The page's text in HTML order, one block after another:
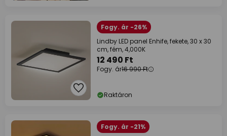
Fogy. ár -26%
Lindby LED panel Enhife, fekete, 30 x 30
cm, fém, 4,000K
12 490 Ft
Fogy. ár16 990 Ft
Raktáron
Fogy. ár -21%